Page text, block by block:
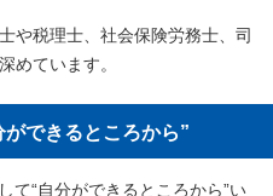
や税理士、社会保険労務士、司
めています。
できるところから”
て“自分ができるところから”い